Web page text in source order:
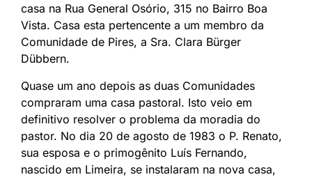
casa na Rua General Osório, 315 no Bairro Boa
Vista. Casa esta pertencente a um membro da
Comunidade de Pires, a Sra. Clara Bürger
Dübbern.
Quase um ano depois as duas Comunidades
compraram uma casa pastoral. Isto veio em
definitivo resolver o problema da moradia do
pastor. No dia 20 de agosto de 1983 o P. Renato,
sua esposa e o primogênito Luís Fernando,
nascido em Limeira, se instalaram na nova casa,